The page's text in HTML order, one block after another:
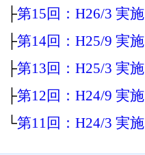
├第15回：H26/3 実施
├第14回：H25/9 実施
├第13回：H25/3 実施
├第12回：H24/9 実施
└第11回：H24/3 実施